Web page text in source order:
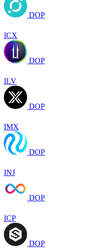
DOP
ICX
DOP
ILV
DOP
IMX
DOP
INJ
DOP
ICP
DOP